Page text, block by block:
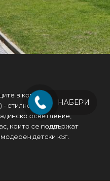
в комплекса ще e
- стилно оформено
осветление,
които се поддържат
детски кът.
НАБЕРИ